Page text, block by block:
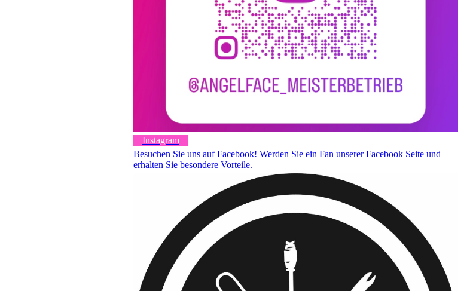
Instagram
Besuchen Sie uns auf Facebook! Werden Sie ein Fan unserer Facebook Seite und
erhalten Sie besondere Vorteile.